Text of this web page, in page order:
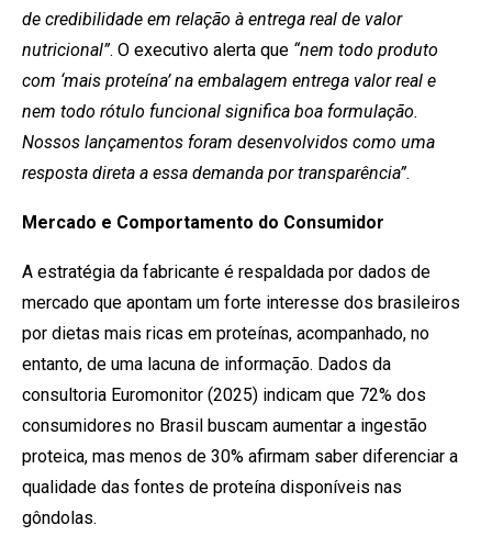
de credibilidade em relação à entrega real de valor
nutricional”. O executivo alerta que “nem todo produto
com ‘mais proteína’ na embalagem entrega valor real e
nem todo rótulo funcional significa boa formulação.
Nossos lançamentos foram desenvolvidos como uma
resposta direta a essa demanda por transparência”.
Mercado e Comportamento do Consumidor
A estratégia da fabricante é respaldada por dados de
mercado que apontam um forte interesse dos brasileiros
por dietas mais ricas em proteínas, acompanhado, no
entanto, de uma lacuna de informação. Dados da
consultoria Euromonitor (2025) indicam que 72% dos
consumidores no Brasil buscam aumentar a ingestão
proteica, mas menos de 30% afirmam saber diferenciar a
qualidade das fontes de proteína disponíveis nas
gôndolas.